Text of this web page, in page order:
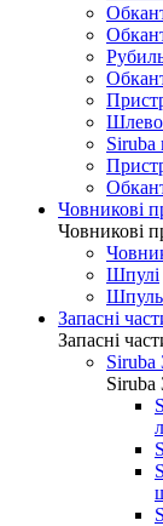
Siruba
Човникові
Човникові
Шпулі
Запасні
Запасні
Siruba
Siruba